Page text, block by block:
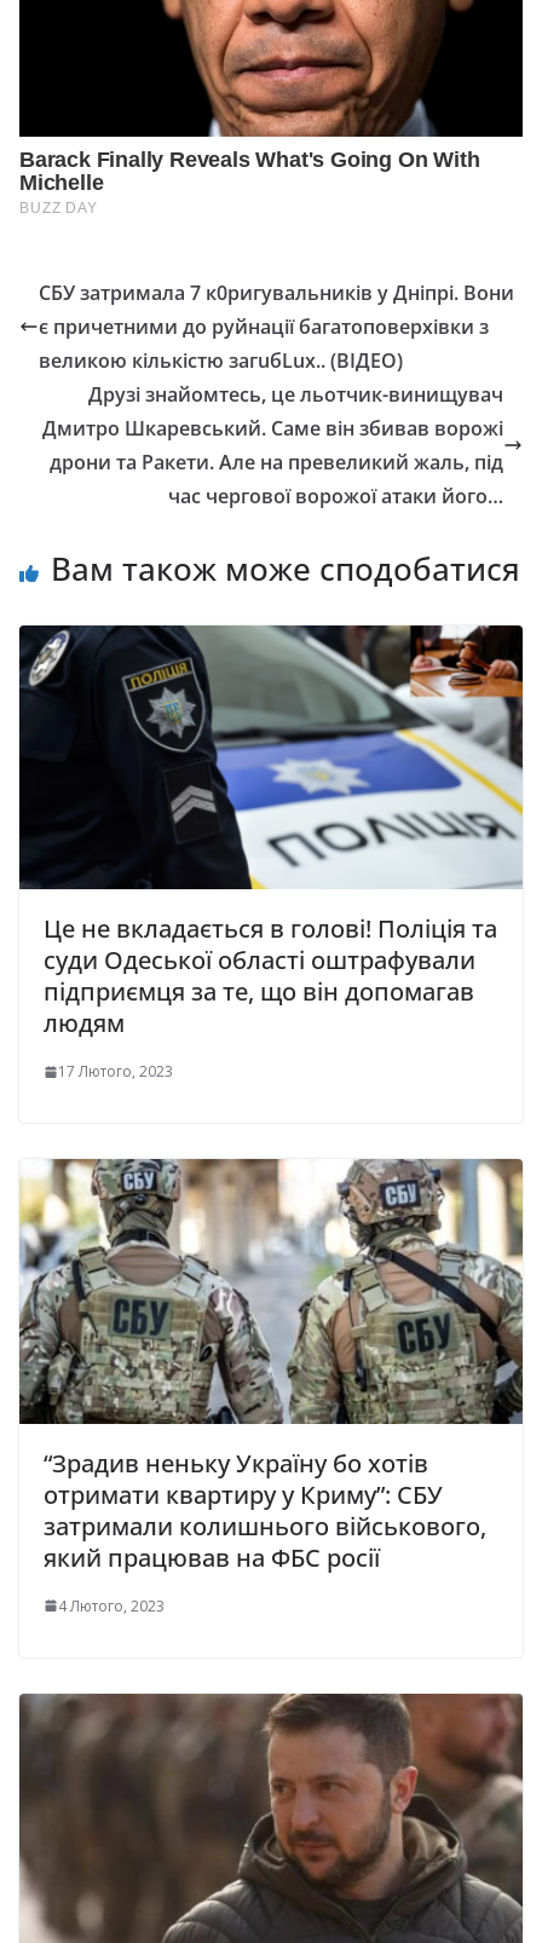
CБУ затримала 7 к0ригувальників у Дніпрі. Вони
є причетними до руйнації багатоповерхівки з
великою кількістю загuбLuх.. (ВІДЕО)
Друзі знайомтесь, це льотчик-винищувач
Дмитро Шкаревський. Саме він збивав ворожі
дрони та Ракети. Але на превеликий жаль, під
час чергової ворожої атаки його…
Вам також може сподобатися
Це не вкладається в голові! Поліція та
суди Одеської області оштpафували
підприємця за те, що він допoмагав
людям
17 Лютого, 2023
“Зрадив неньку Україну бо хотів
отримати квартиру у Криму”: СБУ
затримали колишнього військового,
який працював на ФБС росії
4 Лютого, 2023